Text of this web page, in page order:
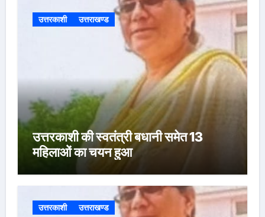
उत्तरकाशी उत्तराखण्ड
उत्तरकाशी की स्वतंत्री बधानी समेत 13
महिलाओं का चयन हुआ
उत्तरकाशी उत्तराखण्ड